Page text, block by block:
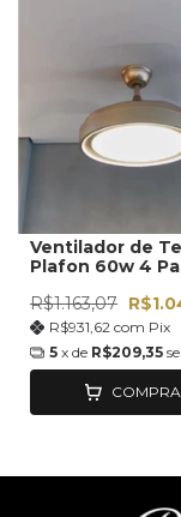
Ventilador de
Plafon 60w 4
R$1.163,07
R$931,62 com Pix
5 x de R$209,35